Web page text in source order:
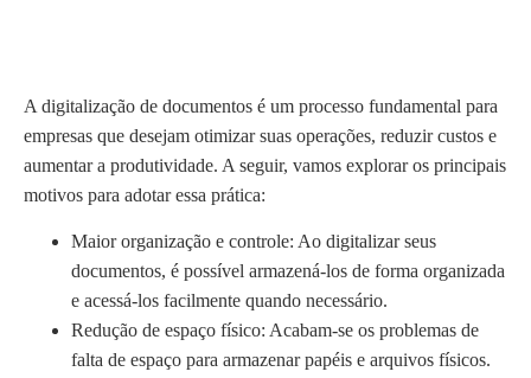
A digitalização de documentos é um processo fundamental para
empresas que desejam otimizar suas operações, reduzir custos e
aumentar a produtividade. A seguir, vamos explorar os principais
motivos para adotar essa prática:
Maior organização e controle: Ao digitalizar seus
documentos, é possível armazená-los de forma organizada
e acessá-los facilmente quando necessário.
Redução de espaço físico: Acabam-se os problemas de
falta de espaço para armazenar papéis e arquivos físicos.